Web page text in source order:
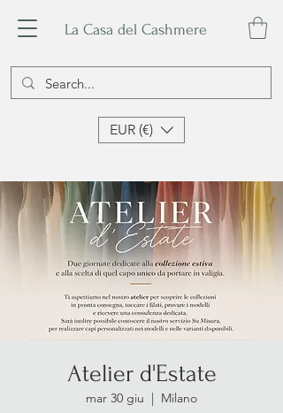
La Casa del Cashmere
EUR (€)
Atelier d'Estate
mar 30 giu
  |
Milano